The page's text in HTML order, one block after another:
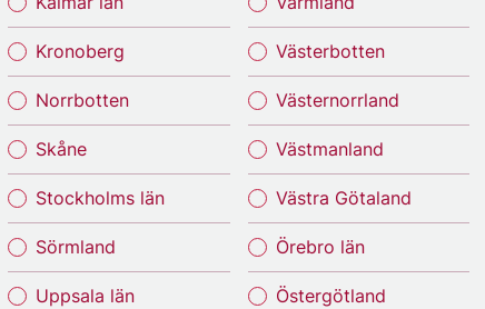
Kronoberg
Norrbotten
Skåne
Stockholms län
Sörmland
Uppsala län
Västerbotten
Västernorrland
Västmanland
Västra Götaland
Örebro län
Östergötland